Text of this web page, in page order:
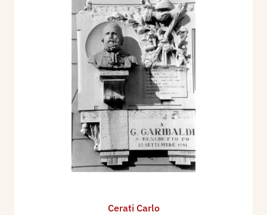
Cerati Carlo